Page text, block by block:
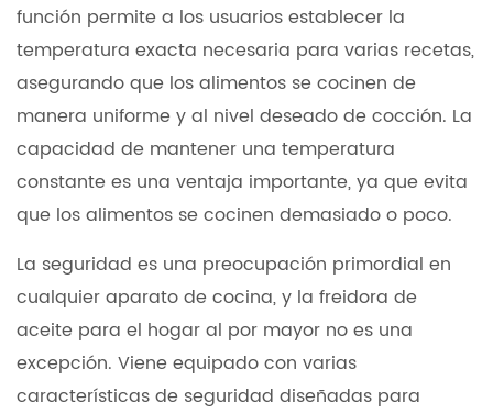
función permite a los usuarios establecer la
temperatura exacta necesaria para varias recetas,
asegurando que los alimentos se cocinen de
manera uniforme y al nivel deseado de cocción. La
capacidad de mantener una temperatura
constante es una ventaja importante, ya que evita
que los alimentos se cocinen demasiado o poco.
La seguridad es una preocupación primordial en
cualquier aparato de cocina, y la freidora de
aceite para el hogar al por mayor no es una
excepción. Viene equipado con varias
características de seguridad diseñadas para